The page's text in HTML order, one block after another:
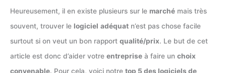
Heureusement, il en existe plusieurs sur le marché mais très
souvent, trouver le logiciel adéquat n’est pas chose facile
surtout si on veut un bon rapport qualité/prix. Le but de cet
article est donc d’aider votre entreprise à faire un choix
convenable. Pour cela, voici notre top 5 des logiciels de